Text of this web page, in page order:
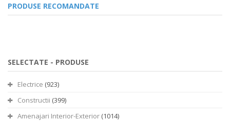
PRODUSE RECOMANDATE
SELECTATE - PRODUSE
Electrice (923)
Constructii (399)
Amenajari Interior-Exterior (1014)